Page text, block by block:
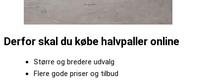
Derfor skal du købe halvpaller online
Større og bredere udvalg
Flere gode priser og tilbud